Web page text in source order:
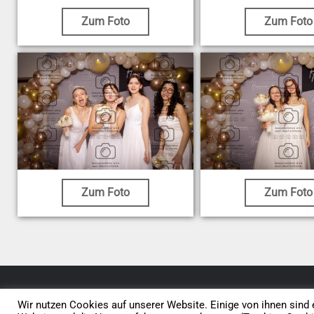
Zum Foto Zum Foto
Zum Foto Zum Foto
© 2026 • Elephants 5
Wir nutzen Cookies auf unserer Website. Einige von ihnen